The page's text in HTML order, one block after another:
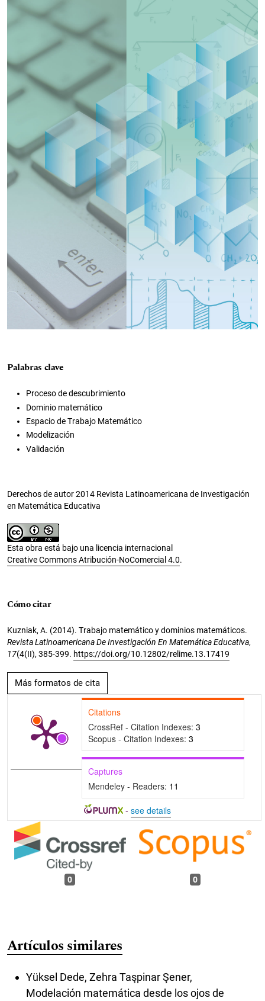
Palabras clave
Proceso de descubrimiento
Dominio matemático
Espacio de Trabajo Matemático
Modelización
Validación
Derechos de autor 2014 Revista Latinoamericana de Investigación
en Matemática Educativa
Esta obra está bajo una licencia internacional
Creative Commons Atribución-NoComercial 4.0.
Cómo citar
Kuzniak, A. (2014). Trabajo matemático y dominios matemáticos.
Revista Latinoamericana De Investigación En Matemática Educativa,
17(4(II), 385-399. https://doi.org/10.12802/relime.13.17419
Más formatos de cita
Citations
CrossRef - Citation Indexes: 3
Scopus - Citation Indexes: 3
Captures
Mendeley - Readers: 11
- see details
0 0
Artículos similares
Yüksel Dede, Zehra Taşpinar Şener,
Modelación matemática desde los ojos de